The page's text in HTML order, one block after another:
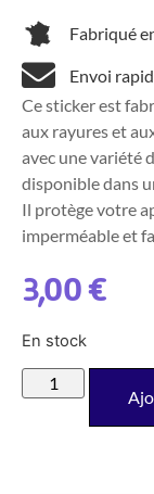
Fabriqué
Envoi
Ce sticker est
aux rayures et
avec une variété
disponible dans
Il protège votre
imperméable et
3,00€
En stock